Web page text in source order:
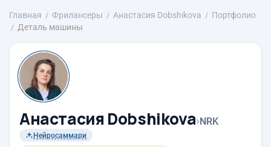
Главная Фрилансеры Анастасия Dobshikova
Портфолио
Деталь машины
Анастасия Dobshikova›NRK
Нейросаммари